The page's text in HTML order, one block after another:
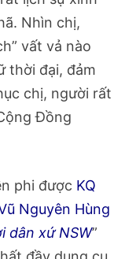
Nhìn chị,
vất vả nào
thời đại, đảm
chị, người rất
Đồng
phi được KQ
Nguyên Hùng
dân xứ NSW”